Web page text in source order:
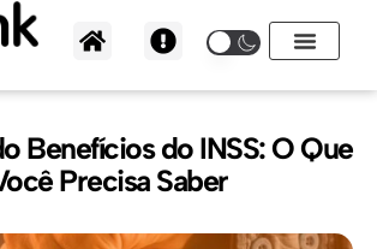
Benefícios do INSS: O Que
Precisa Saber